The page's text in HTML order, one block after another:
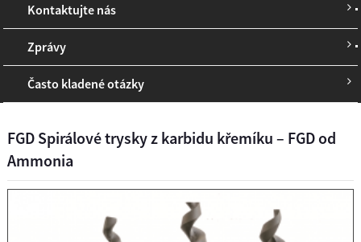
Kontaktujte nás
Zprávy
Často kladené otázky
FGD Spirálové trysky z karbidu křemíku – FGD od
Ammonia